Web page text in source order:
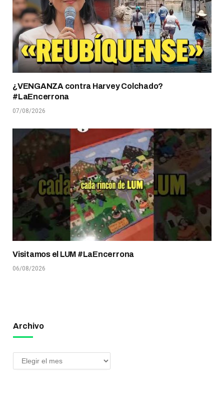
¿VENGANZA contra Harvey Colchado?
#LaEncerrona
07/08/2026
Visitamos el LUM #LaEncerrona
06/08/2026
Archivo